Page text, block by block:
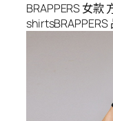
BRAPPERS 女款
shirtsBRAPPERS